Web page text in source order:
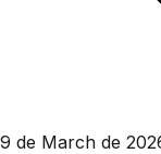
9 de March de